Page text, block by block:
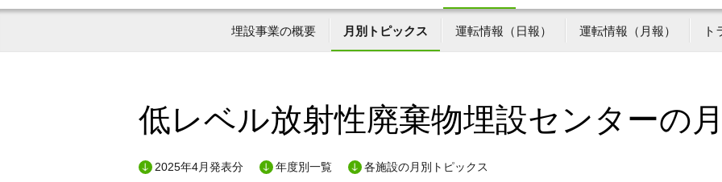
埋設事業の概要 月別トピックス 運転情報（日報） 運転情報（月報） ト
低レベル放射性廃棄物埋設センターの
2025年4月発表分 年度別一覧 各施設の月別トピックス